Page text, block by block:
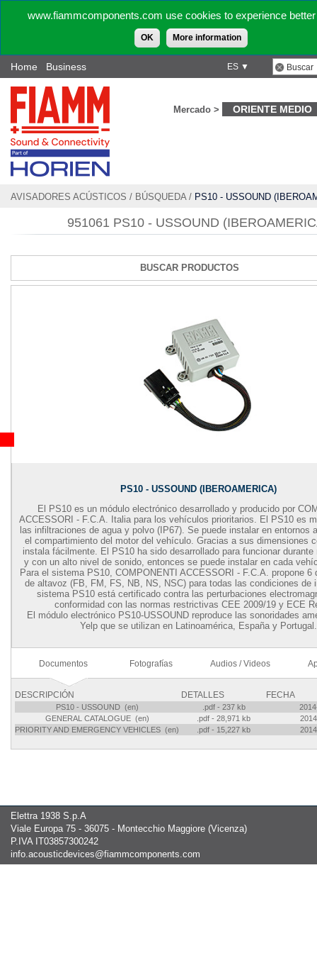
www.fiammcomponents.com use cookies to experience
OK More information
ES ▼
Home Business
Mercado > ORIENTE MEDIO
AVISADORES ACÚSTICOS / BÚSQUEDA/ PS10 - USSOUND
951061 PS10 - USSOUND
BUSCAR PRODUCTOS
PS10 - USSOUND (IBEROAMERICA)
El PS10 es un módulo electrónico desarrollado y producido por
ACCESSORI - F.C.A. Italia para los vehículos prioritarios. El PS10 es
las infiltraciones de agua y polvo (IP67). Se puede instalar en entornos
el compartimiento del motor del vehículo. Gracias a sus dimensiones
instala fácilmente. El PS10 ha sido desarrollado para funcionar durante
y con un alto nivel de sonido, entonces se puede instalar en cada
Para el sistema PS10, COMPONENTI ACCESSORI - F.C.A. propone 6
de altavoz (FB, FM, FS, NB, NS, NSC) para todas las condiciones de
sistema PS10 está certificado contra las perturbaciones
conformidad con las normas restrictivas CEE 2009/19 y ECE
El módulo electrónico PS10-USSOUND reproduce las sonoridades
Yelp que se utilizan en Latinoamérica, España y Portugal.
Documentos Fotografías Audios / Videos
DESCRIPCIÓN DETALLES FECHA
PS10 - USSOUND (en) .pdf - 237 kb
GENERAL CATALOGUE (en)
.pdf - 28,971 kb
PRIORITY AND EMERGENCY VEHICLES (en)
.pdf - 15,227 kb
Elettra 1938 S.p.A
Viale Europa 75 - 36075 - Montecchio Maggiore (Vicenza)
P.IVA IT03857300242
info.acousticdevices@fiammcomponents.com